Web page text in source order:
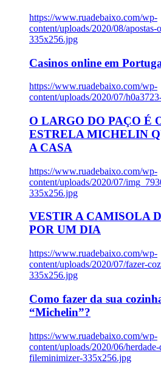
https://www.ruadebaixo.com/wp-
content/uploads/2020/08/apostas-
335x256.jpg
Casinos online em
https://www.ruadebaixo.com/wp-
content/uploads/2020/07/
O LARGO DO PAÇO É
ESTRELA MICHELIN
A CASA
https://www.ruadebaixo.com/wp-
content/uploads/2020/07/
335x256.jpg
VESTIR A CAMISOLA
POR UM DIA
https://www.ruadebaixo.com/wp-
content/uploads/2020/07/fazer-
335x256.jpg
Como fazer da sua
“Michelin”?
https://www.ruadebaixo.com/wp-
content/uploads/2020/06/
fileminimizer-335x256.jpg